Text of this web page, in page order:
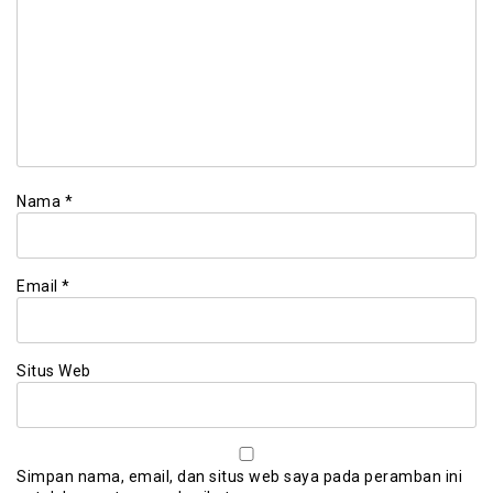
Nama *
Email *
Situs Web
Simpan nama, email, dan situs web saya pada peramban ini